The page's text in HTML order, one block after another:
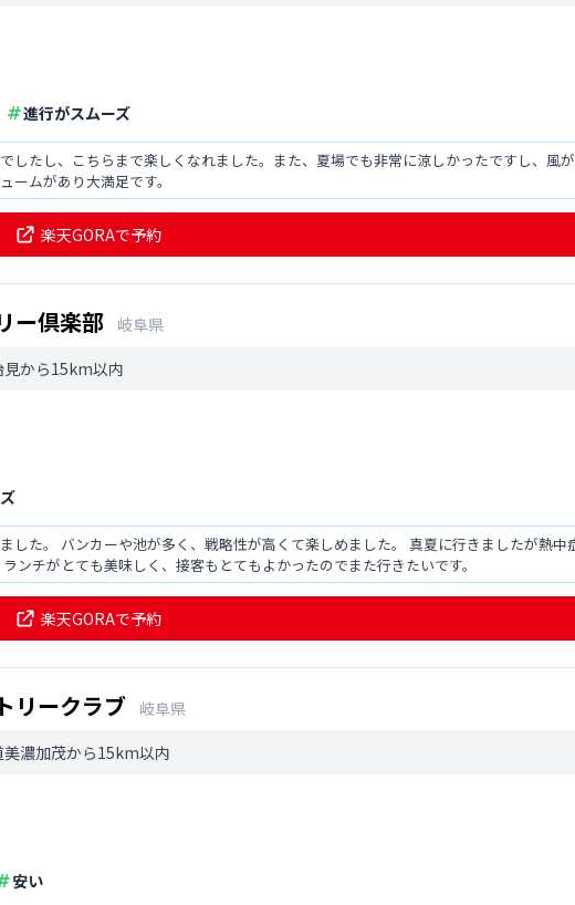
進行がスムーズ
したし、こちらまで楽しくなれました。また、夏場でも非常に涼しかったですし、風が
ムがあり大満足です。
楽天GORAで予約
ー倶楽部
岐阜県
見から15km以内
ーや池が多く、戦略性が高くて楽しめました。 真夏に行きましたが熱中症
対策のための氷が準備してあり大変助かりました。 ランチがとても美味しく、接客もとてもよかったのでまた行きたいです。
楽天GORAで予約
リークラブ
岐阜県
濃加茂から15km以内
安い